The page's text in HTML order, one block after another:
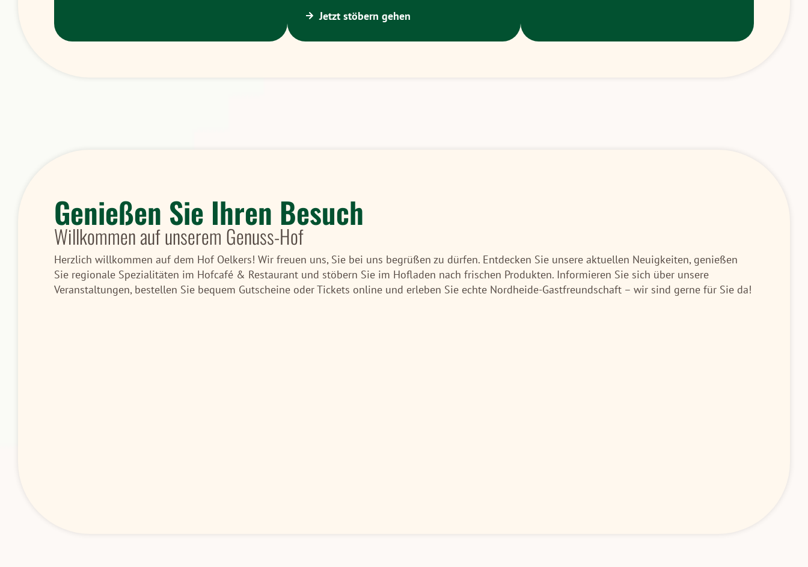
Jetzt stöbern gehen
Genießen Sie Ihren Besuch
Willkommen auf unserem Genuss-Hof
Herzlich willkommen auf dem Hof Oelkers! Wir freuen uns, Sie bei uns begrüßen zu dürfen. Entdecken Sie unsere aktuellen Neuigkeiten, genießen
Sie regionale Spezialitäten im Hofcafé & Restaurant und stöbern Sie im Hofladen nach frischen Produkten. Informieren Sie sich über unsere
Veranstaltungen, bestellen Sie bequem Gutscheine oder Tickets online und erleben Sie echte Nordheide-Gastfreundschaft – wir sind gerne für Sie da!